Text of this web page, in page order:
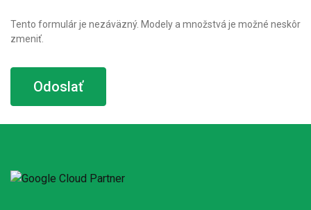
Tento formulár je nezáväzný. Modely a množstvá je možné neskôr
zmeniť.
Odoslať